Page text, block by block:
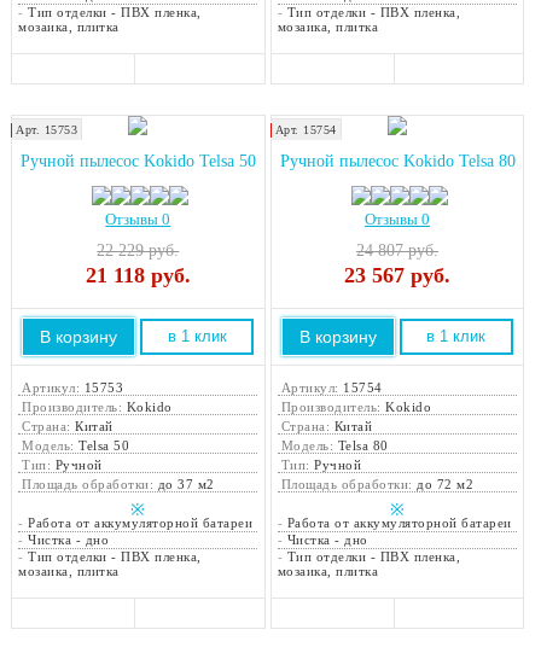
-Тип отделки - ПВХ пленка,
мозаика, плитка
- Тип отделки - ПВХ пленка,
мозаика, плитка
Хит продаж!
Арт. 15753
Ручной пылесос Kokido Telsa 50
Отзывы 0
22 229 руб.
21 118руб.
В корзину в 1 клик
Артикул: 15753
Производитель: Kokido
Страна:Китай
Модель:Telsa 50
Тип: Ручной
Площадь обработки: до 37 м2
※
-Работа от аккумуляторной батареи
-Чистка - дно
-Тип отделки - ПВХ пленка,
мозаика, плитка
Хит продаж!
Арт. 15754
Ручной пылесос Kokido Telsa 80
Отзывы 0
24 807 руб.
23 567 руб.
В корзину в 1 клик
Артикул: 15754
Производитель:Kokido
Страна: Китай
Модель: Telsa 80
Тип:Ручной
Площадь обработки: до 72 м2
※
- Работа от аккумуляторной батареи
- Чистка - дно
- Тип отделки - ПВХ пленка,
мозаика, плитка